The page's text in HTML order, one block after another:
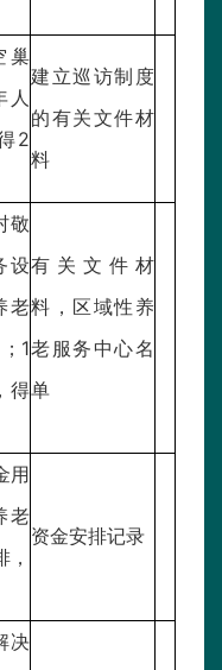
巢
人
2
建立巡访制度
的有关文件材
料
敬
设
老
1
得
有关文件材
料，区域性养
老服务中心名
单
用
老
资金安排记录
决